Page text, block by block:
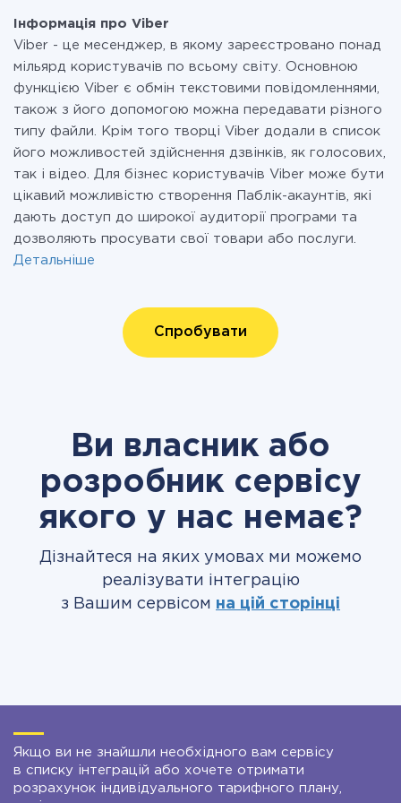
Інформація про Viber
Viber - це месенджер, в якому зареєстровано понад
мільярд користувачів по всьому світу. Основною
функцією Viber є обмін текстовими повідомленнями,
також з його допомогою можна передавати різного
типу файли. Крім того творці Viber додали в список
його можливостей здійснення дзвінків, як голосових,
так і відео. Для бізнес користувачів Viber може бути
цікавий можливістю створення Паблік-акаунтів, які
дають доступ до широкої аудиторії програми та
дозволяють просувати свої товари або послуги.
Детальніше
Спробувати
Ви власник або
розробник сервісу
якого у нас немає?
Дізнайтеся на яких умовах ми можемо
реалізувати інтеграцію
з Вашим сервісом на цій сторінці
Якщо ви не знайшли необхідного вам сервісу
в списку інтеграцій або хочете отримати
розрахунок індивідуального тарифного плану,